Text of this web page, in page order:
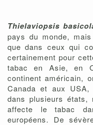
Thielaviopsis
pays du monde,
que dans ceux qui
certainement pour
tabac en Asie, en
continent américain,
Canada et aux
dans plusieurs états,
affecte le tabac
européens. De